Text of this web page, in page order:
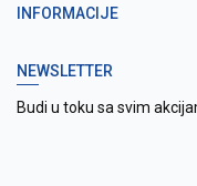
INFORMACIJE
NEWSLETTER
Budi u toku sa svim